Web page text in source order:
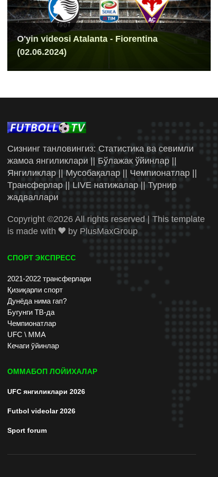
O'yin videosi Atalanta - Fiorentina
(02.06.2024)
Сизнинг танловингиз: Статистика ва севимли
жамоа янгиликлари || Бўлажак ўйинлар ||
Янгиликлар || Мусобақалар || Чемпионатлар ||
Трансферлар || LIVE натижалар || Турнир
жадваллари
Copyright ©2026 All rights reserved | This template
is made with
by PlusMaxGroup
СПОРТ ЭКСПРЕСС
2021-2022 трансферлари
Қизиқарли спорт
Дунёда нима гап?
Бугунги ТВ-да
Чемпионатлар
UFC \ ММА
Кечаги ўйинлар
ОММАБОП ЛОЙИХАЛАР
UFC янгиликлари 2026
Futbol videolar 2026
Sport forum